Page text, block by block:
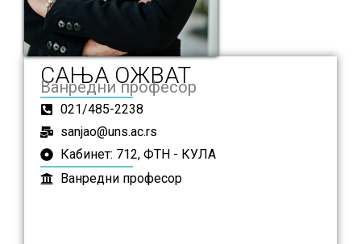
САЊА ОЖВАТ
Ванредни професор
021/485-2238
sanjao@uns.ac.rs
Кабинет: 712, ФТН - КУЛА
Ванредни професор